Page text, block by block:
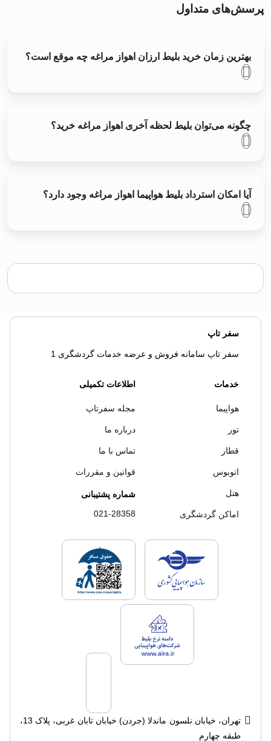
پرسش‌های متداول
بهترین زمان خرید بلیط ارزان اهواز مراغه چه موقع است؟
چگونه می‌توان بلیط لحظه آخری اهواز مراغه خرید؟
آیا امکان استرداد بلیط هواپیما اهواز مراغه وجود دارد؟
سفر تاپ
سفر تاپ سامانه فروش و عرضه خدمات گردشگری 1
خدمات
هواپیما
تور
قطار
اتوبوس
هتل
اماکن گردشگری
اطلاعات تکمیلی
مجله سفرتاپ
درباره ما
تماس با ما
قوانین و مقررات
شماره پشتیبانی
021-28358
لایسنس های فروش سفرتاپلایسنس های
لایسنس های فروش سفرتاپ
تهران، خیابان نلسون ماندلا (جردن) خیابان تابان غربی، پلاک 13،
طبقه چهارم